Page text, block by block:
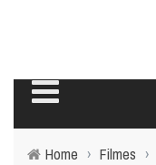
Home › Filmes ›